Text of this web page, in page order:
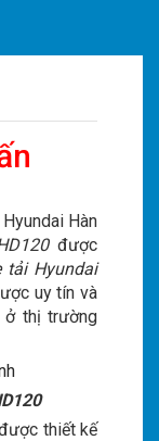
Hàn
được
tải Hyundai
uy tín và
ở thị trường
thiết kế